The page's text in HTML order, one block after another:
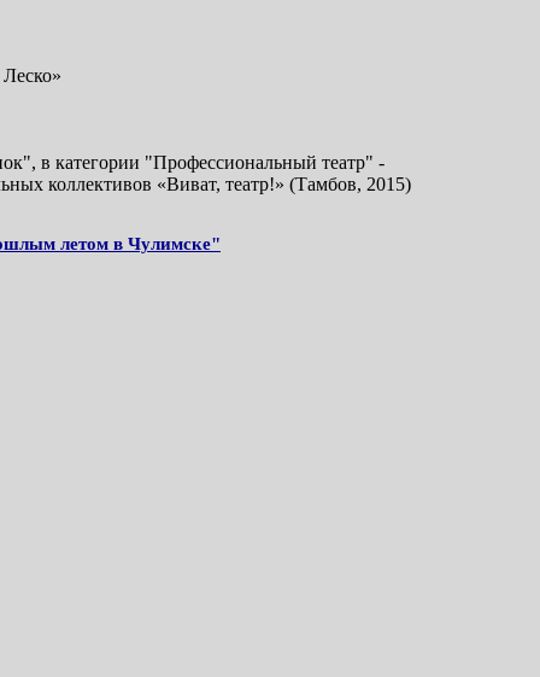
в категории "Профессиональный театр" -
коллективов «Виват, театр!» (Тамбов, 2015)
летом в Чулимске"